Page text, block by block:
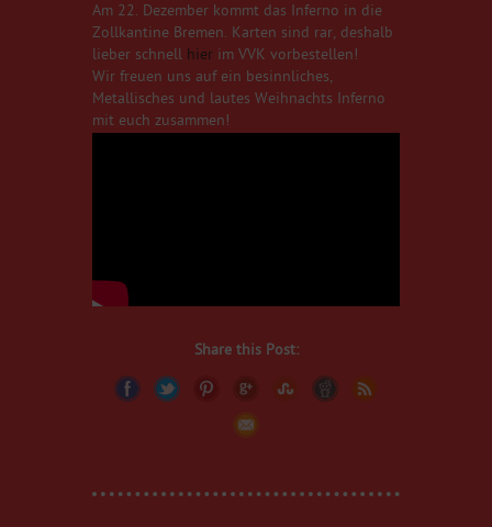
Am 22. Dezember kommt das Inferno in die
Zollkantine Bremen. Karten sind rar, deshalb
lieber schnell hier im VVK vorbestellen!
Wir freuen uns auf ein besinnliches,
Metallisches und lautes Weihnachts Inferno
mit euch zusammen!
Share this Post: